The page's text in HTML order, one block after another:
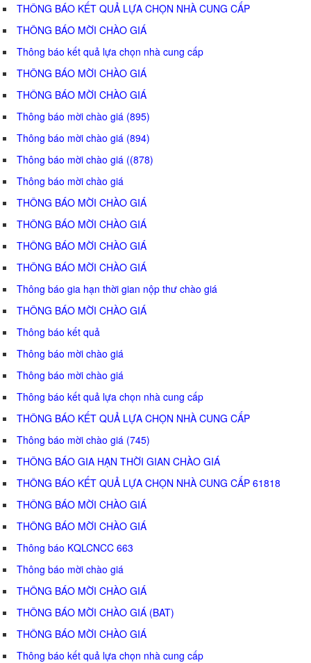
THÔNG BÁO KẾT QUẢ LỰA CHỌN NHÀ CUNG CẤP
THÔNG BÁO MỜI CHÀO GIÁ
Thông báo kết quả lựa chọn nhà cung cấp
THÔNG BÁO MỜI CHÀO GIÁ
THÔNG BÁO MỜI CHÀO GIÁ
Thông báo mời chào giá (895)
Thông báo mời chào giá (894)
Thông báo mời chào giá ((878)
Thông báo mời chào giá
THÔNG BÁO MỜI CHÀO GIÁ
THÔNG BÁO MỜI CHÀO GIÁ
THÔNG BÁO MỜI CHÀO GIÁ
THÔNG BÁO MỜI CHÀO GIÁ
Thông báo gia hạn thời gian nộp thư chào giá
THÔNG BÁO MỜI CHÀO GIÁ
Thông báo kết quả
Thông báo mời chào giá
Thông báo mời chào giá
Thông báo kết quả lựa chọn nhà cung cấp
THÔNG BÁO KẾT QUẢ LỰA CHỌN NHÀ CUNG CẤP
Thông báo mời chào giá (745)
THÔNG BÁO GIA HẠN THỜI GIAN CHÀO GIÁ
THÔNG BÁO KẾT QUẢ LỰA CHỌN NHÀ CUNG CẤP 61818
THÔNG BÁO MỜI CHÀO GIÁ
THÔNG BÁO MỜI CHÀO GIÁ
Thông báo KQLCNCC 663
Thông báo mời chào giá
THÔNG BÁO MỜI CHÀO GIÁ
THÔNG BÁO MỜI CHÀO GIÁ (BAT)
THÔNG BÁO MỜI CHÀO GIÁ
Thông báo kết quả lựa chọn nhà cung cấp